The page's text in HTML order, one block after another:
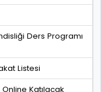
Ders Programı
Listesi
Katılacak